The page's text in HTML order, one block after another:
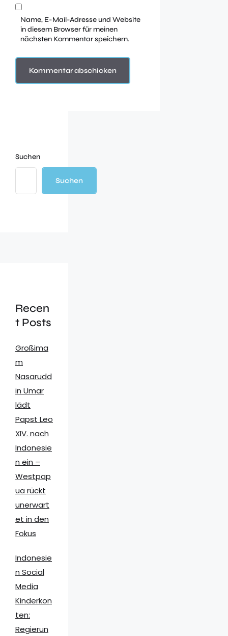
Name, E-Mail-Adresse und Website
in diesem Browser für meinen
nächsten Kommentar speichern.
Suchen
Suchen
Recen
t Posts
Großima
m
Nasarudd
in Umar
lädt
Papst Leo
XIV. nach
Indonesie
n ein –
Westpap
ua rückt
unerwart
et in den
Fokus
Indonesie
n Social
Media
Kinderkon
ten:
Regierun